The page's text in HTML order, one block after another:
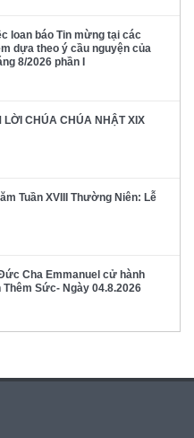
loan báo Tin mừng tại các
dựa theo ý cầu nguyện của
8/2026 phần I
LỜI CHÚA CHÚA NHẬT XIX
Tuần XVIII Thường Niên: Lễ
Cha Emmanuel cử hành
Sức- Ngày 04.8.2026